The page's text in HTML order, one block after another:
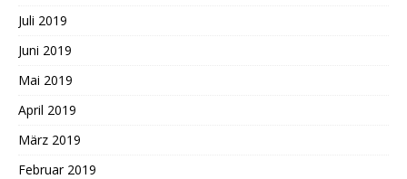
Juli 2019
Juni 2019
Mai 2019
April 2019
März 2019
Februar 2019